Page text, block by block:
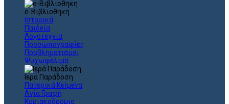
e-Βιβλιοθηκη
Ιστορικά
Παιδεία
Λογοτεχνία
Προσωπογραφίες
Προβληματισμοί
Ψυχωφέλιμα
Ιερά Παράδοση
Πατερικά Κείμενα
Αγία Γραφή
Κυριακοδρόμιο